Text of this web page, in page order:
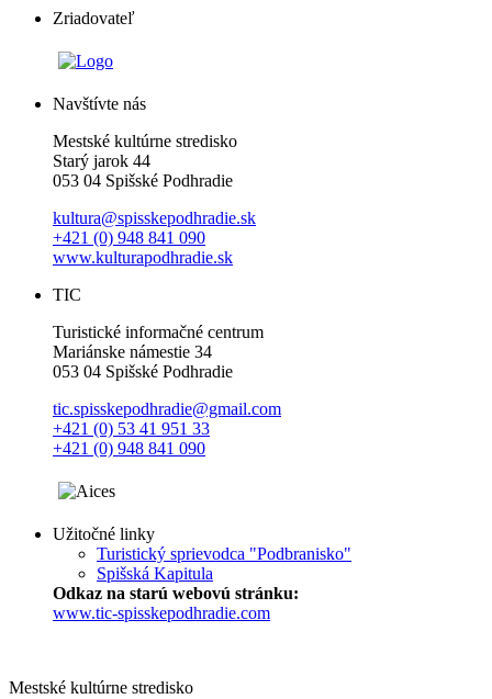
Zriadovateľ
Navštívte nás
Mestské kultúrne stredisko
Starý jarok 44
053 04 Spišské Podhradie
kultura@spisskepodhradie.sk
+421 (0) 948 841 090
www.kulturapodhradie.sk
TIC
Turistické informačné centrum
Mariánske námestie 34
053 04 Spišské Podhradie
tic.spisskepodhradie@gmail.com
+421 (0) 53 41 951 33
+421 (0) 948 841 090
Užitočné linky
Turistický sprievodca "Podbranisko"
Spišská Kapitula
Odkaz na starú webovú stránku:
www.tic-spisskepodhradie.com
Mestské kultúrne stredisko